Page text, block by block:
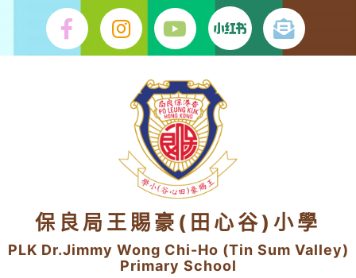
content
保良局王賜豪(田心谷)小學
PLK Dr.Jimmy Wong Chi-Ho (Tin Sum Valley)
Primary School